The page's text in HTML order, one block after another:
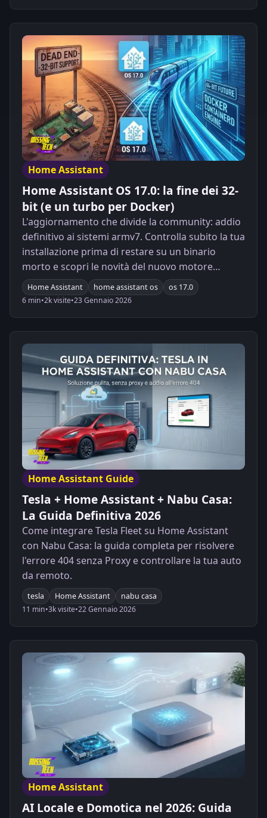
Home Assistant
Home Assistant OS 17.0: la fine dei 32-
bit (e un turbo per Docker)
L'aggiornamento che divide la community: addio
definitivo ai sistemi armv7. Controlla subito la tua
installazione prima di restare su un binario
morto e scopri le novità del nuovo motore
Docker.
Home Assistant home assistant os
os 17.0
6 min•2k visite•23 Gennaio 2026
Home Assistant Guide
Tesla + Home Assistant + Nabu Casa:
La Guida Definitiva 2026
Come integrare Tesla Fleet su Home Assistant
con Nabu Casa: la guida completa per risolvere
l'errore 404 senza Proxy e controllare la tua auto
da remoto.
tesla Home Assistant
nabu casa
11 min•3k visite•22 Gennaio 2026
Home Assistant
AI Locale e Domotica nel 2026: Guida